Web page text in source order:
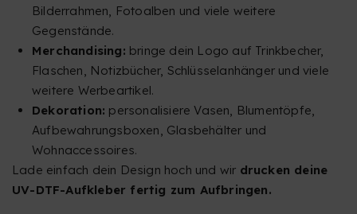
Bilderrahmen, Fotoalben und viele weitere
Gegenstände.
Merchandising: bringe dein Logo auf Trinkbecher,
Flaschen, Notizbücher, Schlüsselanhänger und viele
weitere Werbeartikel.
Dekoration: personalisiere Vasen, Blumentöpfe,
Aufbewahrungsboxen, Glasbehälter und
Wohnaccessoires.
Lade einfach dein Design hoch und wir drucken deine
UV-DTF-Aufkleber fertig zum Aufbringen.